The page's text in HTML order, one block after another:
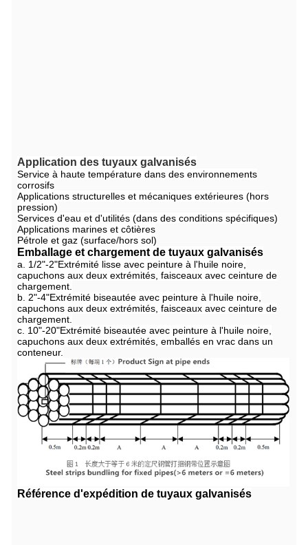
Application des tuyaux galvanisés
Service à haute température dans des environnements
corrosifs
Applications structurelles et mécaniques extérieures (hors
pression)
Services d'eau et d'utilités (dans des conditions spécifiques)
Applications marines et côtières
Pétrole et gaz (surface/hors sol)
Emballage et chargement de tuyaux galvanisés
a. 1/2"-2"Extrémité lisse avec peinture à l'huile noire,
capuchons aux deux extrémités, faisceaux avec ceinture de
chargement.
b. 2"-4"Extrémité biseautée avec peinture à l'huile noire,
capuchons aux deux extrémités, faisceaux avec ceinture de
chargement.
c. 10"-20"Extrémité biseautée avec peinture à l'huile noire,
capuchons aux deux extrémités, emballés en vrac dans un
conteneur.
Référence d'expédition de tuyaux galvanisés